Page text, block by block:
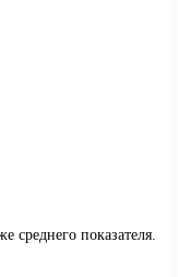
среднего показателя.